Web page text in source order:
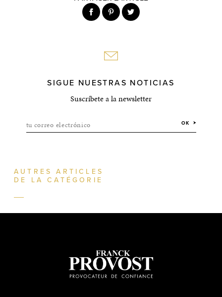
SIGUE NUESTRAS NOTICIAS
Suscríbete a la newsletter
tu correo electrónico OK
AUTRES ARTICLES
DE LA CATÉGORIE